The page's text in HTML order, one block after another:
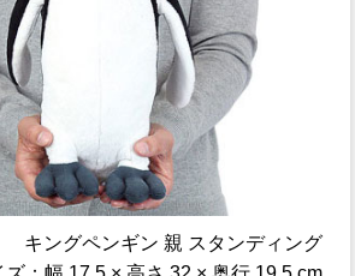
キングペンギン 親 スタンディング